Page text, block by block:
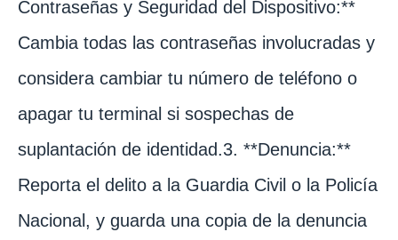
Contraseñas y Seguridad del Dispositivo:**
Cambia todas las contraseñas involucradas y
considera cambiar tu número de teléfono o
apagar tu terminal si sospechas de
suplantación de identidad.3. **Denuncia:**
Reporta el delito a la Guardia Civil o la Policía
Nacional, y guarda una copia de la denuncia